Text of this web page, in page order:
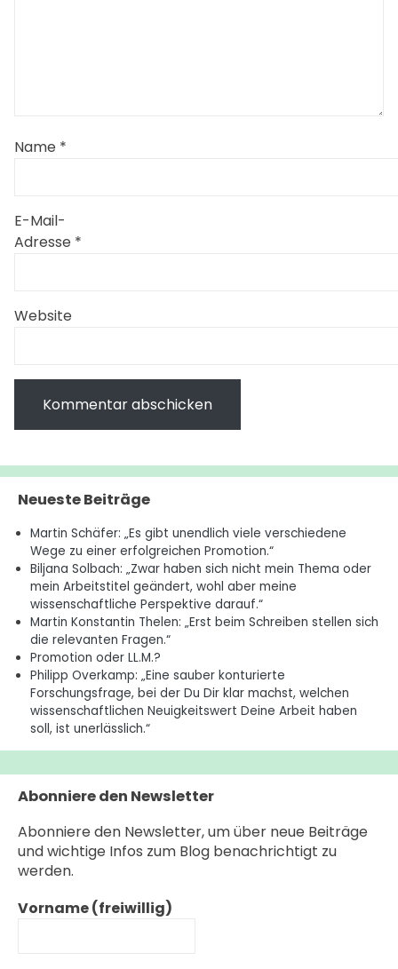
Name *
E-Mail-
Adresse *
Website
Neueste Beiträge
Martin Schäfer: „Es gibt unendlich viele verschiedene
Wege zu einer erfolgreichen Promotion.“
Biljana Solbach: „Zwar haben sich nicht mein Thema oder
mein Arbeitstitel geändert, wohl aber meine
wissenschaftliche Perspektive darauf.“
Martin Konstantin Thelen: „Erst beim Schreiben stellen sich
die relevanten Fragen.“
Promotion oder LL.M.?
Philipp Overkamp: „Eine sauber konturierte
Forschungsfrage, bei der Du Dir klar machst, welchen
wissenschaftlichen Neuigkeitswert Deine Arbeit haben
soll, ist unerlässlich.“
Abonniere den Newsletter
Abonniere den Newsletter, um über neue Beiträge
und wichtige Infos zum Blog benachrichtigt zu
werden.
Vorname (freiwillig)